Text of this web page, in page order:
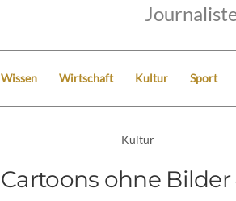
Wissen Wirtschaft Kultur Sport
Kultur
Cartoons ohne Bilder